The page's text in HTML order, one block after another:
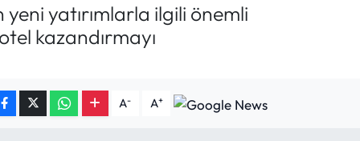
yatırımlarla ilgili önemli
kazandırmayı
A- A+